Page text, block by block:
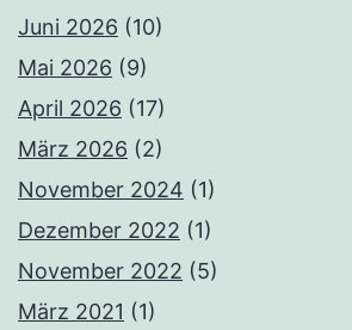
Juni 2026 (10)
Mai 2026 (9)
April 2026 (17)
März 2026 (2)
November 2024 (1)
Dezember 2022 (1)
November 2022 (5)
März 2021 (1)